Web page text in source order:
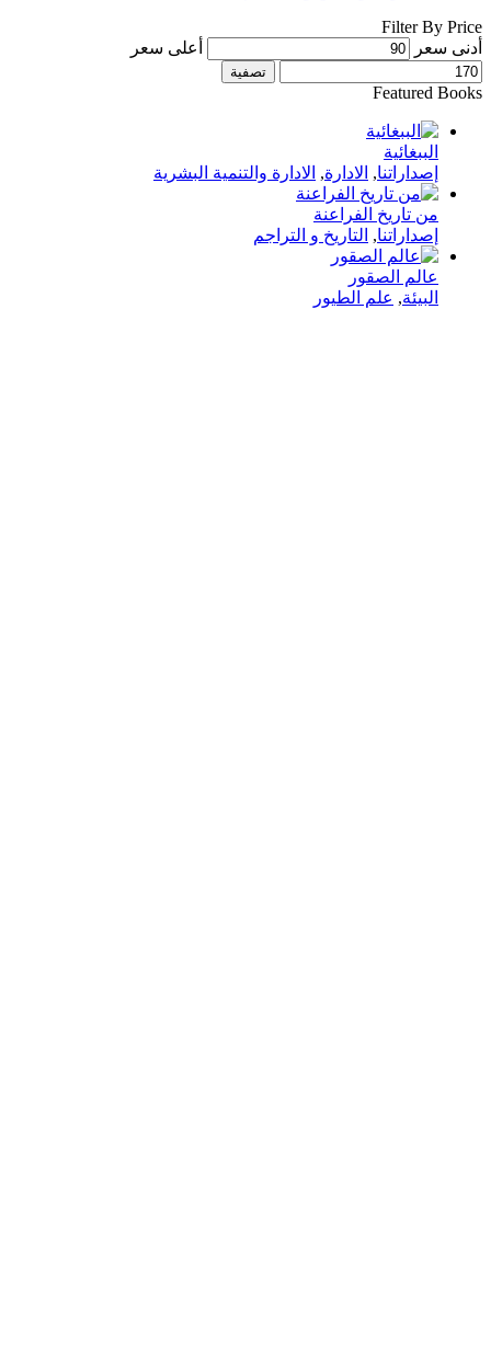
Filter By Price
أدنى سعر
أعلى سعر
تصفية
Featured Books
الببغائية
إصداراتنا, الادارة, الادارة والتنمية البشرية
من تاريخ الفراعنة
إصداراتنا, التاريخ و التراجم
عالم الصقور
البيئة, علم الطيور